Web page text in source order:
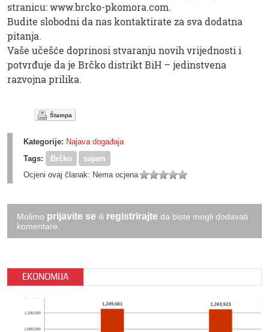
stranicu: www.brcko-pkomora.com.
Budite slobodni da nas kontaktirate za sva dodatna
pitanja.
Vaše učešće doprinosi stvaranju novih vrijednosti i
potvrđuje da je Brčko distrikt BiH – jedinstvena
razvojna prilika.
Štampa
Kategorije: Najava događaja
Tags:
Brčko
sajam
Ocjeni ovaj članak: Nema ocjena
Molimo prijavite se ili registrirajte da biste mogli dodavati
komentare.
EKONOMIJA